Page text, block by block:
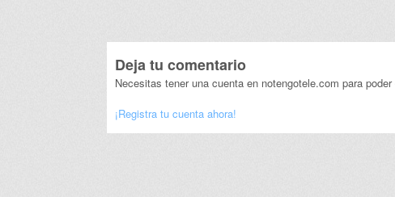
Deja tu comentario
Necesitas tener una cuenta en notengotele.com para
¡Registra tu cuenta ahora!